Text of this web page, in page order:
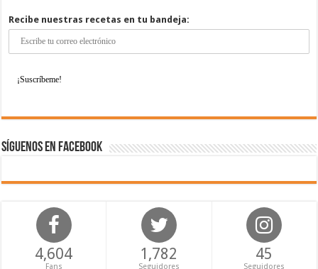
Recibe nuestras recetas en tu bandeja:
Síguenos en Facebook
4,604
Fans
1,782
Seguidores
45
Seguidores